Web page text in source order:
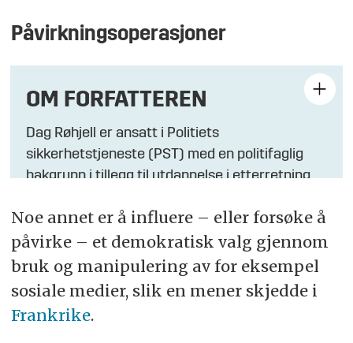
Påvirkningsoperasjoner
OM FORFATTEREN
Dag Røhjell er ansatt i Politiets
sikkerhetstjeneste (PST) med en politifaglig
bakgrunn i tillegg til utdannelse i etterretning
Alle meninger, vurderinger, analyser og
holdninger som kommer til uttrykk i artikkelen
er helt og holdent forfatterens egne og kan på
ingen som helst måte tilskrives verken PST
eller norske myndigheter.
Noe annet er å influere – eller forsøke å
påvirke – et demokratisk valg gjennom
bruk og manipulering av for eksempel
sosiale medier, slik en mener skjedde i
Frankrike.